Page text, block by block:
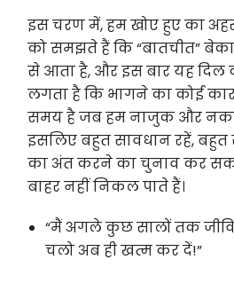
इस चरण में, हम खोए हुए का
को समझते हैं कि “बातचीत”
से आता है, और इस बार यह दिल
लगता है कि भागने का कोई
समय है जब हम नाजुक और
इसलिए बहुत सावधान रहें,
का अंत करने का चुनाव कर
बाहर नहीं निकल पाते हैं।
“मैं अगले कुछ सालों तक
चलो अब ही खत्म कर दें!”